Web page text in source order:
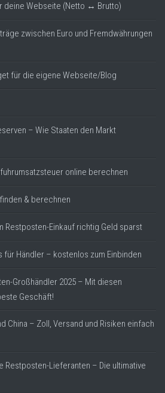
deine Webseite (Netto ↔ Brutto)
zwischen Euro und Fremdwährungen
für die eigene Webseite/Blog
– Wie Staaten den Markt
online berechnen
& berechnen
Restposten-Einkauf richtig Geld sparst
für Händler – kostenlos zum Einbinden
Großhändler 2025 – Mit diesen
Geschäft!
China – Zoll, Versand und Risiken einfach
Restposten-Lieferanten – Die ultimative